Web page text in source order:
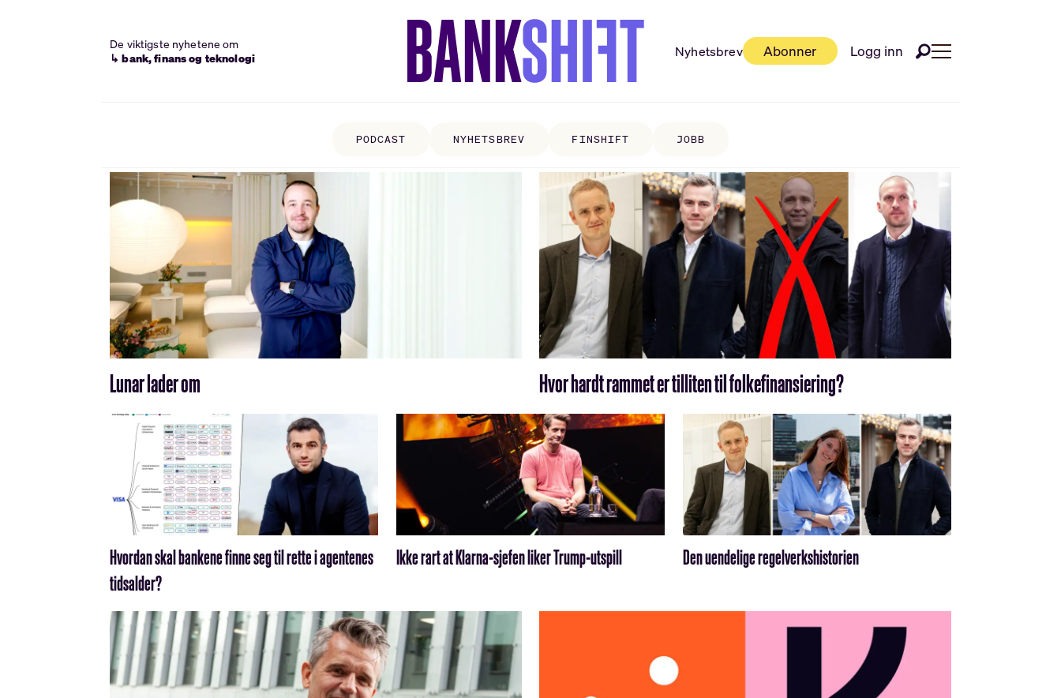
De viktigste nyhetene om
↳ bank, finans og teknologi
Nyhetsbrev Abonner Logg inn
PODCAST NYHETSBREV FINSHIFT JOBB
Lunar lader om Hvor hardt rammet er tilliten til folkefinansiering?
Hvordan skal bankene finne seg til rette i agentenes
tidsalder?
Ikke rart at Klarna-sjefen liker Trump-utspill Den uendelige regelverkshistorien